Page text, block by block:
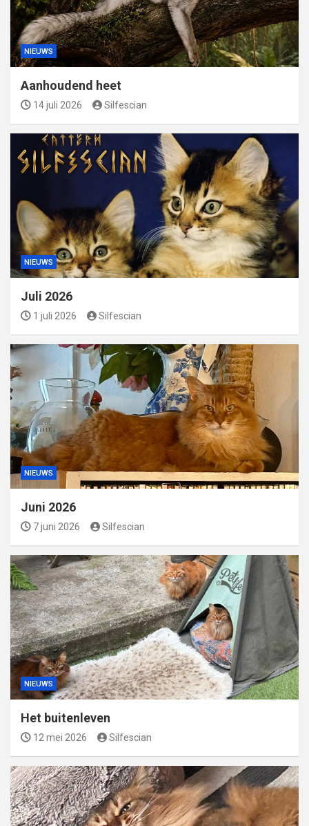
NIEUWS
Aanhoudend heet
14 juli 2026 Silfescian
NIEUWS
Juli 2026
1 juli 2026 Silfescian
NIEUWS
Juni 2026
7 juni 2026 Silfescian
NIEUWS
Het buitenleven
12 mei 2026 Silfescian